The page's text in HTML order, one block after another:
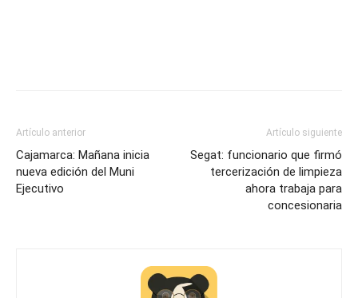
Artículo anterior
Cajamarca: Mañana inicia
nueva edición del Muni
Ejecutivo
Artículo siguiente
Segat: funcionario que firmó
tercerización de limpieza
ahora trabaja para
concesionaria